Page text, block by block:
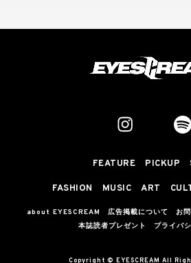
FEATURE PICKUP
FASHION MUSIC ART
about EYESCREAM 広告掲載について
お
本誌読者プレゼント
プライバ
Copyright © EYESCREAM All